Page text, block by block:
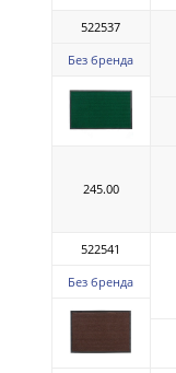
522537
Без бренда
245.00
522541
Без бренда